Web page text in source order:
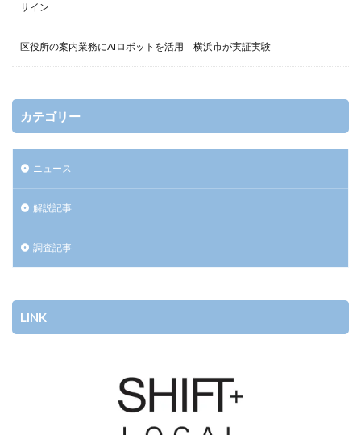
サイン
区役所の案内業務にAIロボットを活用 横浜市が実証実験
カテゴリー
ニュース
解説記事
調査記事
LINK